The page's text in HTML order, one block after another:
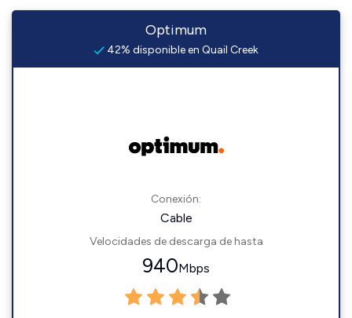
Optimum
42% disponible en Quail Creek
Conexión:
Cable
Velocidades de descarga de hasta
940Mbps